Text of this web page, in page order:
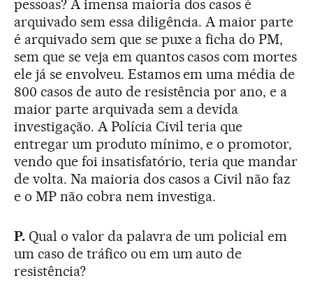
pessoas? A imensa maioria dos casos é
arquivado sem essa diligência. A maior parte
é arquivado sem que se puxe a ficha do PM,
sem que se veja em quantos casos com mortes
ele já se envolveu. Estamos em uma média de
800 casos de auto de resistência por ano, e a
maior parte arquivada sem a devida
investigação. A Polícia Civil teria que
entregar um produto mínimo, e o promotor,
vendo que foi insatisfatório, teria que mandar
de volta. Na maioria dos casos a Civil não faz
e o MP não cobra nem investiga.
P.Qual o valor da palavra de um policial em
um caso de tráfico ou em um auto de
resistência?